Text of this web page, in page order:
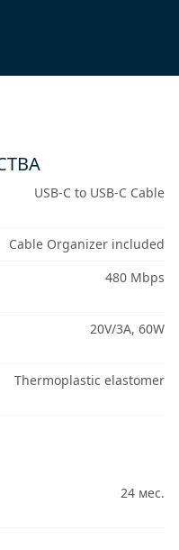
USB-C to USB-C Cable
Cable Organizer included
480 Mbps
20V/3A, 60W
Thermoplastic elastomer
24 мес.